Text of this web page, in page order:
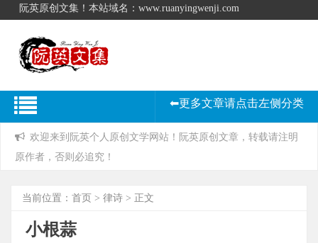
阮英原创文集！本站域名：www.ruanyingwenji.com
⬅更多文章请点击左侧分类
欢迎来到阮英个人原创文学网站！阮英原创文章，转载请注明
原作者，否则必追究！
当前位置： 首页 > 律诗 > 正文
小根蒜